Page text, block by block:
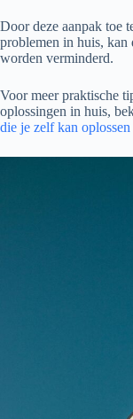
Door deze aanpak toe
problemen in huis, kan
worden verminderd.
Voor meer praktische
oplossingen in huis,
die je zelf kan oplossen